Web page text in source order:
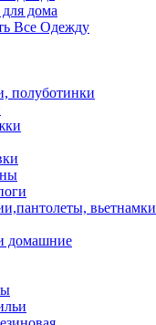
дома
Все Одежду
полуботинки
вьетнамки
домашние